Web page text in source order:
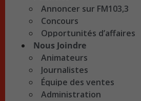
Annoncer sur FM103,3
Concours
Opportunités d’affaires
Nous Joindre
Animateurs
Journalistes
Équipe des ventes
Administration